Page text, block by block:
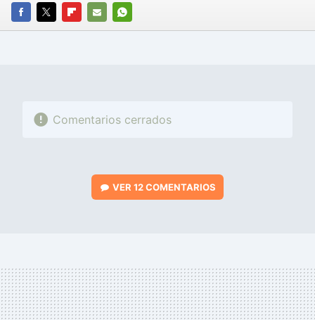
FACEBOOK
TWITTERFLIPBOARD
E-
WHATSAPP
Comentarios cerrados
VER12 COMENTARIOS